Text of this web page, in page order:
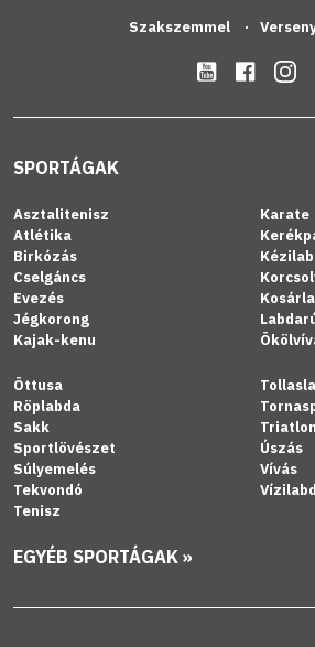
Szakszemmel
SPORTÁGAK
Asztalitenisz
Atlétika
Birkózás
Cselgáncs
Evezés
Jégkorong
Kajak-kenu
Karate
Öttusa
Röplabda
Sakk
Sportlövészet
Súlyemelés
Tekvondó
Tenisz
Triatlon
Úszás
Vívás
EGYÉB SPORTÁGAK »